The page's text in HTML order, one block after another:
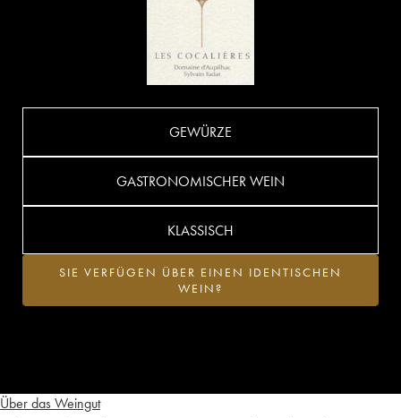
Über das Weingut
GEWÜRZE
GASTRONOMISCHER WEIN
KLASSISCH
SIE VERFÜGEN ÜBER EINEN IDENTISCHEN
WEIN?